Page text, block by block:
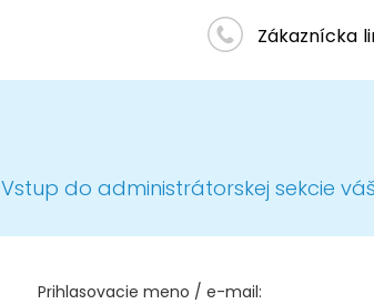
Zákaznícka
Vstup do administrátorskej sekcie
Prihlasovacie meno / e-mail: